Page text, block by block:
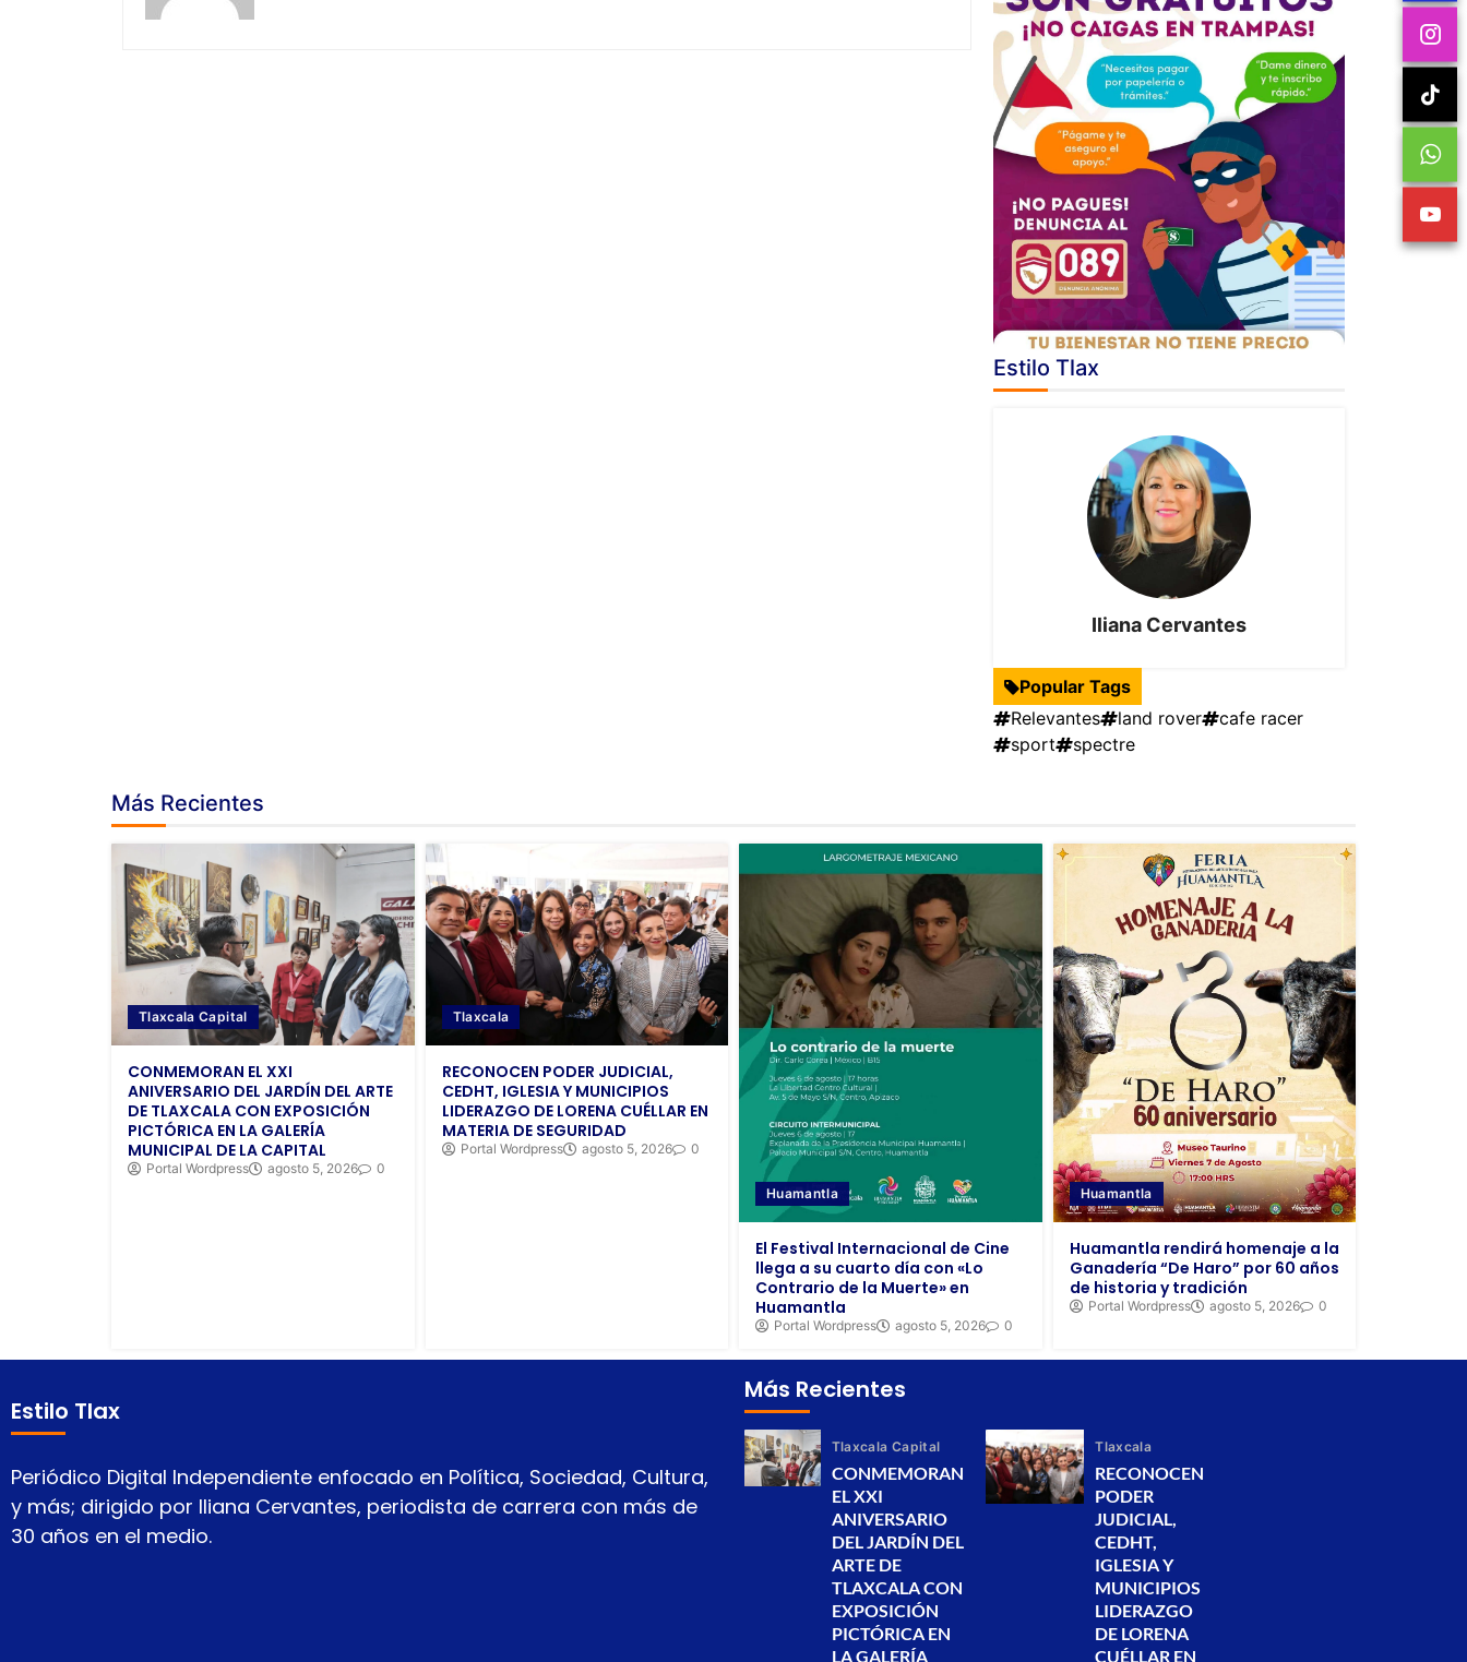
Estilo Tlax
Iliana Cervantes
Popular Tags
Relevantes
land rover
cafe racer
sport
spectre
Más Recientes
Tlaxcala Capital
CONMEMORAN EL XXI
ANIVERSARIO DEL JARDÍN DEL ARTE
DE TLAXCALA CON EXPOSICIÓN
PICTÓRICA EN LA GALERÍA
MUNICIPAL DE LA CAPITAL
Portal Wordpress agosto 5, 2026 0
Tlaxcala
RECONOCEN PODER JUDICIAL,
CEDHT, IGLESIA Y MUNICIPIOS
LIDERAZGO DE LORENA CUÉLLAR EN
MATERIA DE SEGURIDAD
Portal Wordpress agosto 5, 2026 0
Huamantla
El Festival Internacional de Cine
llega a su cuarto día con «Lo
Contrario de la Muerte» en
Huamantla
Portal Wordpress agosto 5, 2026 0
Huamantla
Huamantla rendirá homenaje a la
Ganadería “De Haro” por 60 años
de historia y tradición
Portal Wordpress agosto 5, 2026 0
Estilo Tlax
Periódico Digital Independiente enfocado en Política, Sociedad, Cultura,
y más; dirigido por Iliana Cervantes, periodista de carrera con más de
30 años en el medio.
Más Recientes
Tlaxcala Capital
CONMEMORAN
EL XXI
ANIVERSARIO
DEL JARDÍN DEL
ARTE DE
TLAXCALA CON
EXPOSICIÓN
PICTÓRICA EN
LA GALERÍA
Tlaxcala
RECONOCEN
PODER
JUDICIAL,
CEDHT,
IGLESIA Y
MUNICIPIOS
LIDERAZGO
DE LORENA
CUÉLLAR EN